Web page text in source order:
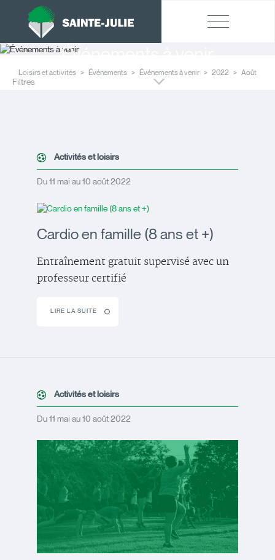
Événements à venir
Loisirs et activités Événements Événements à venir 2022 Août
Filtres
Activités et loisirs
Du 11 mai au 10 août 2022
Cardio en famille (8 ans et +)
Entraînement gratuit supervisé avec un
professeur certifié
LIRE LA SUITE
Activités et loisirs
Du 11 mai au 10 août 2022